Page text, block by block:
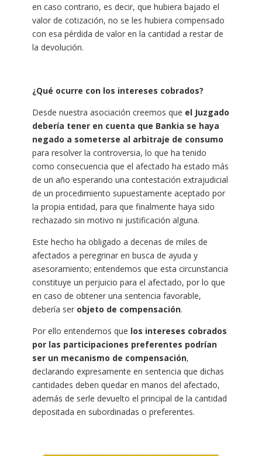
en caso contrario, es decir, que hubiera bajado el
valor de cotización, no se les hubiera compensado
con esa pérdida de valor en la cantidad a restar de
la devolución.
¿Qué ocurre con los intereses cobrados?
Desde nuestra asociación creemos que el Juzgado
debería tener en cuenta que Bankia se haya
negado a someterse al arbitraje de consumo
para resolver la controversia, lo que ha tenido
como consecuencia que el afectado ha estado más
de un año esperando una contestación extrajudicial
de un procedimiento supuestamente aceptado por
la propia entidad, para que finalmente haya sido
rechazado sin motivo ni justificación alguna.
Este hecho ha obligado a decenas de miles de
afectados a peregrinar en busca de ayuda y
asesoramiento; entendemos que esta circunstancia
constituye un perjuicio para el afectado, por lo que
en caso de obtener una sentencia favorable,
debería ser objeto de compensación.
Por ello entendemos que los intereses cobrados
por las participaciones preferentes podrían
ser un mecanismo de compensación,
declarando expresamente en sentencia que dichas
cantidades deben quedar en manos del afectado,
además de serle devuelto el principal de la cantidad
depositada en subordinadas o preferentes.